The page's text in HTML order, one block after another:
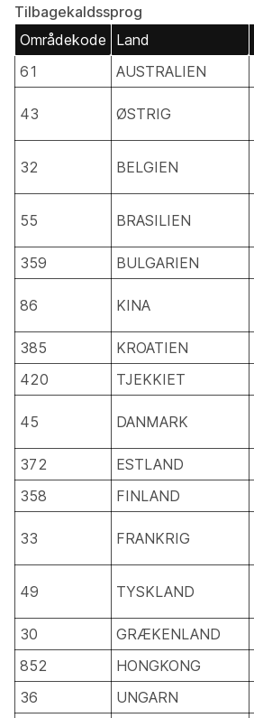
Tilbagekaldssprog
Områdekode
Land
61
AUSTRALIEN
43 ØSTRIG
32 BELGIEN
55 BRASILIEN
359
BULGARIEN
86 KINA
385
KROATIEN
420
TJEKKIET
45 DANMARK
372
ESTLAND
358
FINLAND
33 FRANKRIG
49 TYSKLAND
30
GRÆKENLAND
852
HONGKONG
36
UNGARN